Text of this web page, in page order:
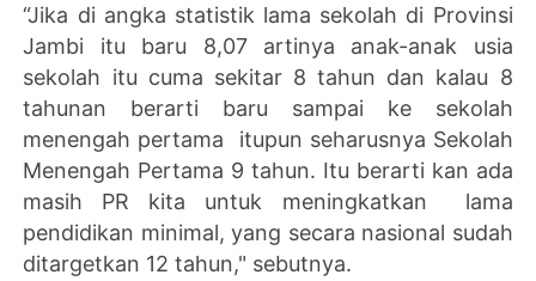
“Jika di angka statistik lama sekolah di Provinsi
Jambi itu baru 8,07 artinya anak-anak usia
sekolah itu cuma sekitar 8 tahun dan kalau 8
tahunan berarti baru sampai ke sekolah
menengah pertama itupun seharusnya Sekolah
Menengah Pertama 9 tahun. Itu berarti kan ada
masih PR kita untuk meningkatkan lama
pendidikan minimal, yang secara nasional sudah
ditargetkan 12 tahun," sebutnya.